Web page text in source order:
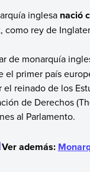
inglesa nació
como rey de
de monarquía
el primer país
el reinado de los
de Derechos
al Parlamento.
Ver además: